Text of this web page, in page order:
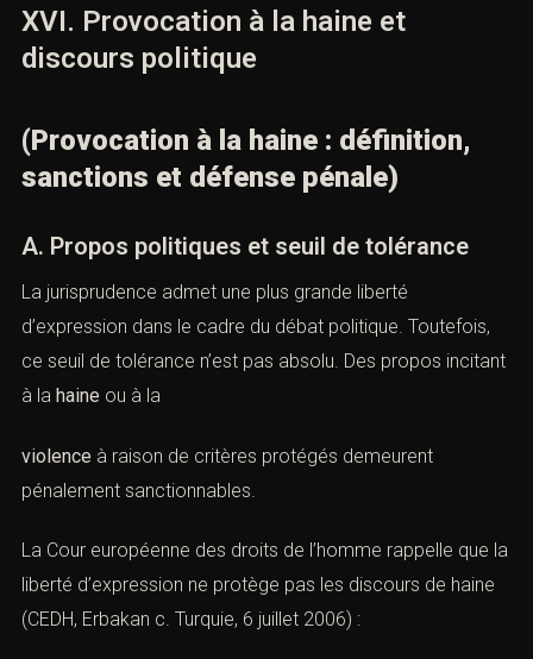
B. Articulation entre procédure pénale et
signalement
poursuites pénales. Les captures d’écran, constats de
commissaire de justice et données de connexion
permettent d’établir la matérialitédes faits, même après
XVI. Provocation à la haine et
discours politique
sanctions et défense pénale)
La jurisprudence admet une plus grande liberté
d’expression dans le cadre du débat politique. Toutefois,